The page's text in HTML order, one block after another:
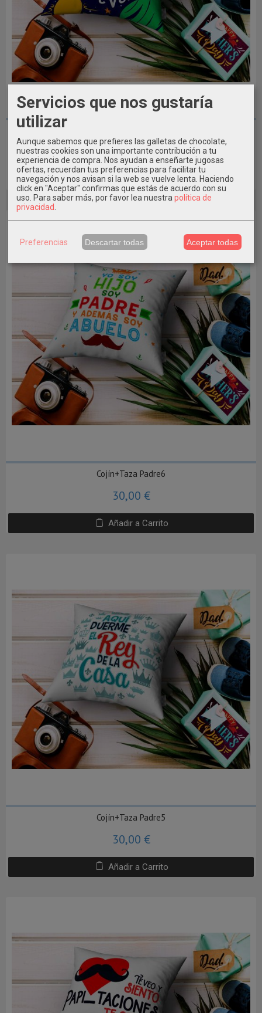
30,00 €
Añadir a Carrito
Cojín+Taza Padre6
30,00 €
Añadir a Carrito
Cojín+Taza Padre5
30,00 €
Añadir a Carrito
Servicios que nos gustaría
utilizar
Aunque sabemos que prefieres las galletas de chocolate,
nuestras cookies son una importante contribución a tu
experiencia de compra. Nos ayudan a enseñarte jugosas
ofertas, recuerdan tus preferencias para facilitar tu
navegación y nos avisan si la web se vuelve lenta. Haciendo
click en "Aceptar" confirmas que estás de acuerdo con su
uso. Para saber más, por favor lea nuestra política de
privacidad
Preferencias Descartar todas Aceptar todas